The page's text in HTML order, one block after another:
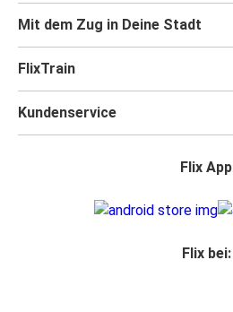
Mit dem Zug in Deine Stadt
FlixTrain
Kundenservice
Flix App
Flix bei: